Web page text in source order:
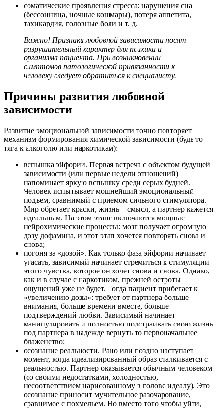
соматические проявления стресса: нарушения сна
(бессонница, ночные кошмары), потеря аппетита,
тахикардия, головные боли и т. д.
Важно! Признаки любовной зависимости носят
разрушительный характер для психики и
организма пациента. При возникновении
симптомов патологической привязанности к
человеку следует обратиться к специалисту.
Причины развития любовной
зависимости
Развитие эмоциональной зависимости точно повторяет
механизм формирования химической зависимости (будь то
тяга к алкоголю или наркотикам):
вспышка эйфории. Первая встреча с объектом будущей
зависимости (или первые недели отношений)
напоминает яркую вспышку среди серых будней.
Человек испытывает мощнейший эмоциональный
подъем, сравнимый с приемом сильного стимулятора.
Мир обретает краски, жизнь – смысл, а партнер кажется
идеальным. На этом этапе включаются мощные
нейрохимические процессы: мозг получает огромную
дозу дофамина, и этот этап хочется повторять снова и
снова;
погоня за «дозой». Как только фаза эйфории начинает
угасать, зависимый начинает стремиться к стимуляции
этого чувства, которое он хочет снова и снова. Однако,
как и в случае с наркотиком, прежней остроты
ощущений уже не будет. Тогда пациент прибегает к
«увеличению дозы»: требует от партнера больше
внимания, больше времени вместе, больше
подтверждений любви. Зависимый начинает
манипулировать и полностью подстраивать свою жизнь
под партнера в надежде вернуть то первоначальное
блаженство;
осознание реальности. Рано или поздно наступает
момент, когда идеализированный образ сталкивается с
реальностью. Партнер оказывается обычным человеком
(со своими недостатками, холодностью,
несоответствием нарисованному в голове идеалу). Это
осознание приносит мучительное разочарование,
сравнимое с похмельем. Но вместо того чтобы уйти,